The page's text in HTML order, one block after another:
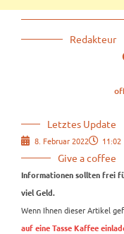
Redakteur
Letztes Update
8. Februar 2022 11:02
Give a coffee
Informationen sollten frei
viel Geld.
Wenn Ihnen dieser Artikel
auf eine Tasse Kaffee